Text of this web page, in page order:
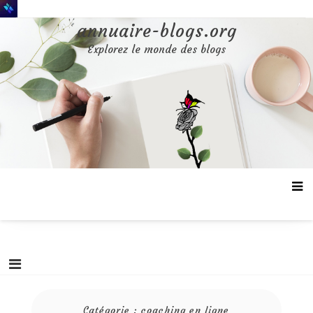
Aller
au
annuaire-blogs.org
Explorez le monde des blogs
Catégorie :coaching en ligne